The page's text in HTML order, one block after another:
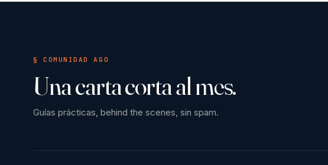
§ COMUNIDAD AGO
Una carta corta al mes.
Guías prácticas, behind the scenes, sin spam.